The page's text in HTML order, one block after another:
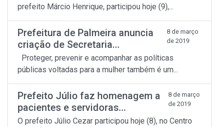
prefeito Márcio Henrique, participou hoje (9),...
Prefeitura de Palmeira anuncia
criação de Secretaria...
8 de março
de 2019
Proteger, prevenir e acompanhar as políticas
públicas voltadas para a mulher também é um...
Prefeito Júlio faz homenagem a
pacientes e servidoras...
8 de março
de 2019
O prefeito Júlio Cezar participou hoje (8), no Centro